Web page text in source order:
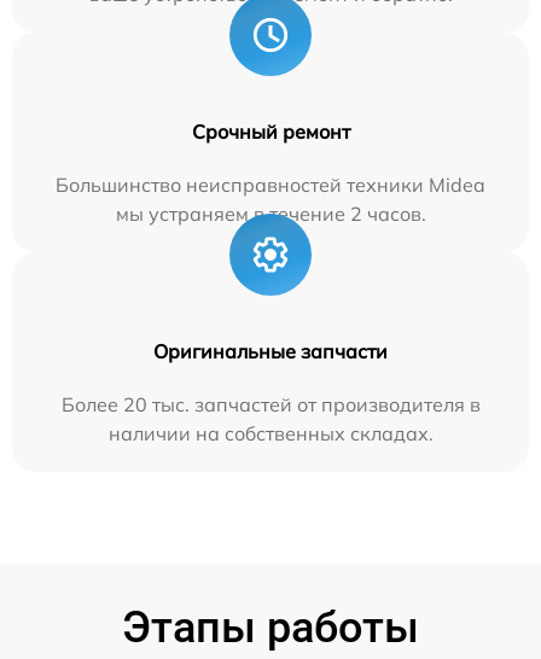
Срочный ремонт
Большинство неисправностей техники Midea
мы устраняем в течение 2 часов.
Оригинальные запчасти
Более 20 тыс. запчастей от производителя в
наличии на собственных складах.
Этапы работы